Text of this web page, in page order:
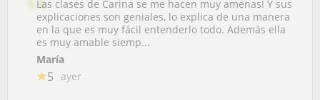
Las clases de Carina se me hacen muy amenas! Y sus
explicaciones son geniales, lo explica de una manera
en la que es muy fácil entenderlo todo. Además ella
es muy amable siemp...
María
5 ayer